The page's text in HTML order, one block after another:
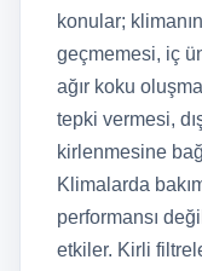
konular;
geçmemesi, iç
ağır koku
tepki vermesi,
kirlenmesine
Klimalarda
performansı
etkiler. Kirli